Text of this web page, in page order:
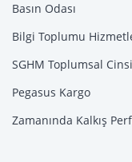
Basın Odası
Bilgi Toplumu
SGHM Toplumsal
Pegasus Kargo
Zamanında Kalkış